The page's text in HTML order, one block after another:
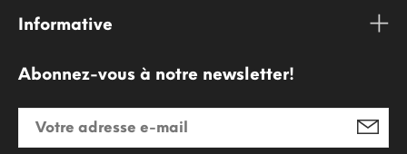
Informative
Abonnez-vous à notre newsletter!